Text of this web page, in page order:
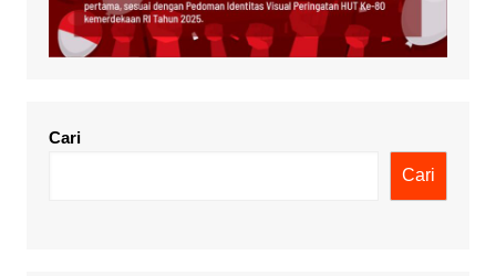
Cari
Cari